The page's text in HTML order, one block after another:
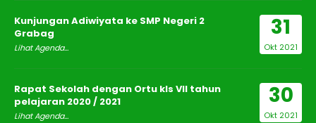
31
Okt 2021
Kunjungan Adiwiyata ke SMP Negeri 2
Grabag
Lihat Agenda...
30
Okt 2021
Rapat Sekolah dengan Ortu kls VII tahun
pelajaran 2020 / 2021
Lihat Agenda...